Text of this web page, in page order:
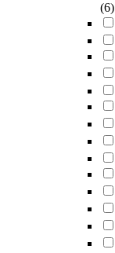
(6)